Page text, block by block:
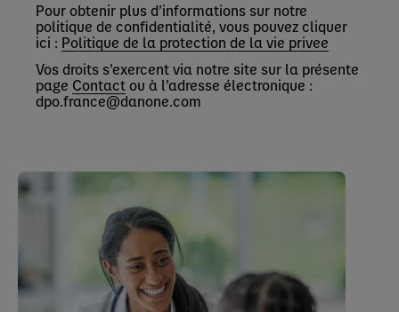
Pour obtenir plus d’informations sur notre
politique de confidentialité, vous pouvez cliquer
ici : Politique de la protection de la vie privee
Vos droits s’exercent via notre site sur la présente
page Contactou à l’adresse électronique :
dpo.france@danone.com